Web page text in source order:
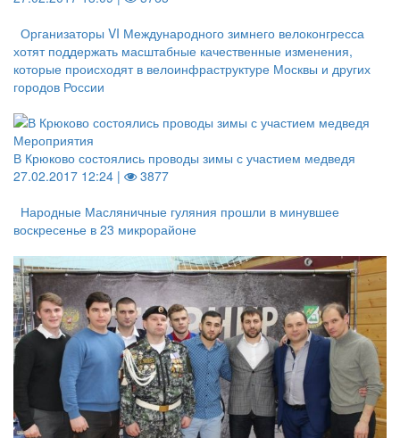
Организаторы VI Международного зимнего велоконгресса
хотят поддержать масштабные качественные изменения,
которые происходят в велоинфраструктуре Москвы и других
городов России
Мероприятия
В Крюково состоялись проводы зимы с участием медведя
27.02.2017 12:24 |
3877
Народные Масляничные гуляния прошли в минувшее
воскресенье в 23 микрорайоне